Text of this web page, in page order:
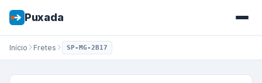
Puxada
Início Fretes SP-MG-2B17